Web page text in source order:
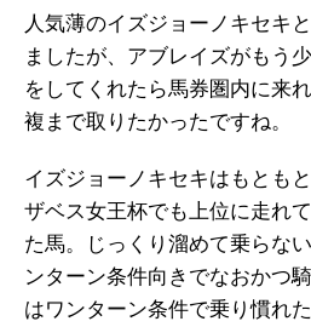
人気薄のイズジョーノキセキ
ましたが、アブレイズがもう
をしてくれたら馬券圏内に来
複まで取りたかったですね。
イズジョーノキセキはもとも
ザベス女王杯でも上位に走れ
た馬。じっくり溜めて乗らな
ンターン条件向きでなおかつ
はワンターン条件で乗り慣れ